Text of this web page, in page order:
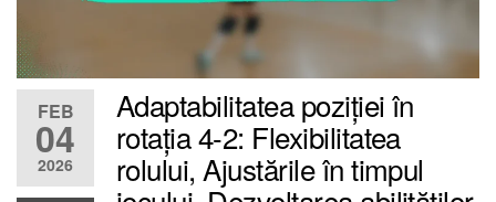
FEB
04
2026
Adaptabilitatea poziției în
rotația 4-2: Flexibilitatea
rolului, Ajustările în timpul